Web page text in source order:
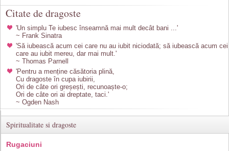
Citate de dragoste
'Un simplu Te iubesc înseamnă mai mult decât bani ...'
~ Frank Sinatra
'Să iubească acum cei care nu au iubit niciodată; să iubească acum cei
care au iubit mereu, dar mai mult.'
~ Thomas Parnell
'Pentru a menține căsătoria plină,
Cu dragoste în cupa iubirii,
Ori de câte ori greșești, recunoaște-o;
Ori de câte ori ai dreptate, taci.'
~ Ogden Nash
Spiritualitate si dragoste
Rugaciuni